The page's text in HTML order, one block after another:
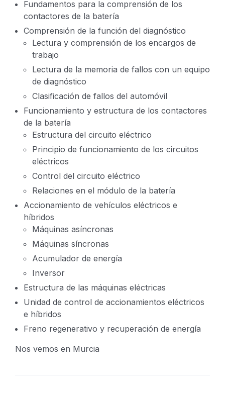
Fundamentos para la comprensión de los
contactores de la batería
Comprensión de la función del diagnóstico
Lectura y comprensión de los encargos de
trabajo
Lectura de la memoria de fallos con un equipo
de diagnóstico
Clasificación de fallos del automóvil
Funcionamiento y estructura de los contactores
de la batería
Estructura del circuito eléctrico
Principio de funcionamiento de los circuitos
eléctricos
Control del circuito eléctrico
Relaciones en el módulo de la batería
Accionamiento de vehículos eléctricos e
híbridos
Máquinas asíncronas
Máquinas síncronas
Acumulador de energía
Inversor
Estructura de las máquinas eléctricas
Unidad de control de accionamientos eléctricos
e híbridos
Freno regenerativo y recuperación de energía
Nos vemos en Murcia